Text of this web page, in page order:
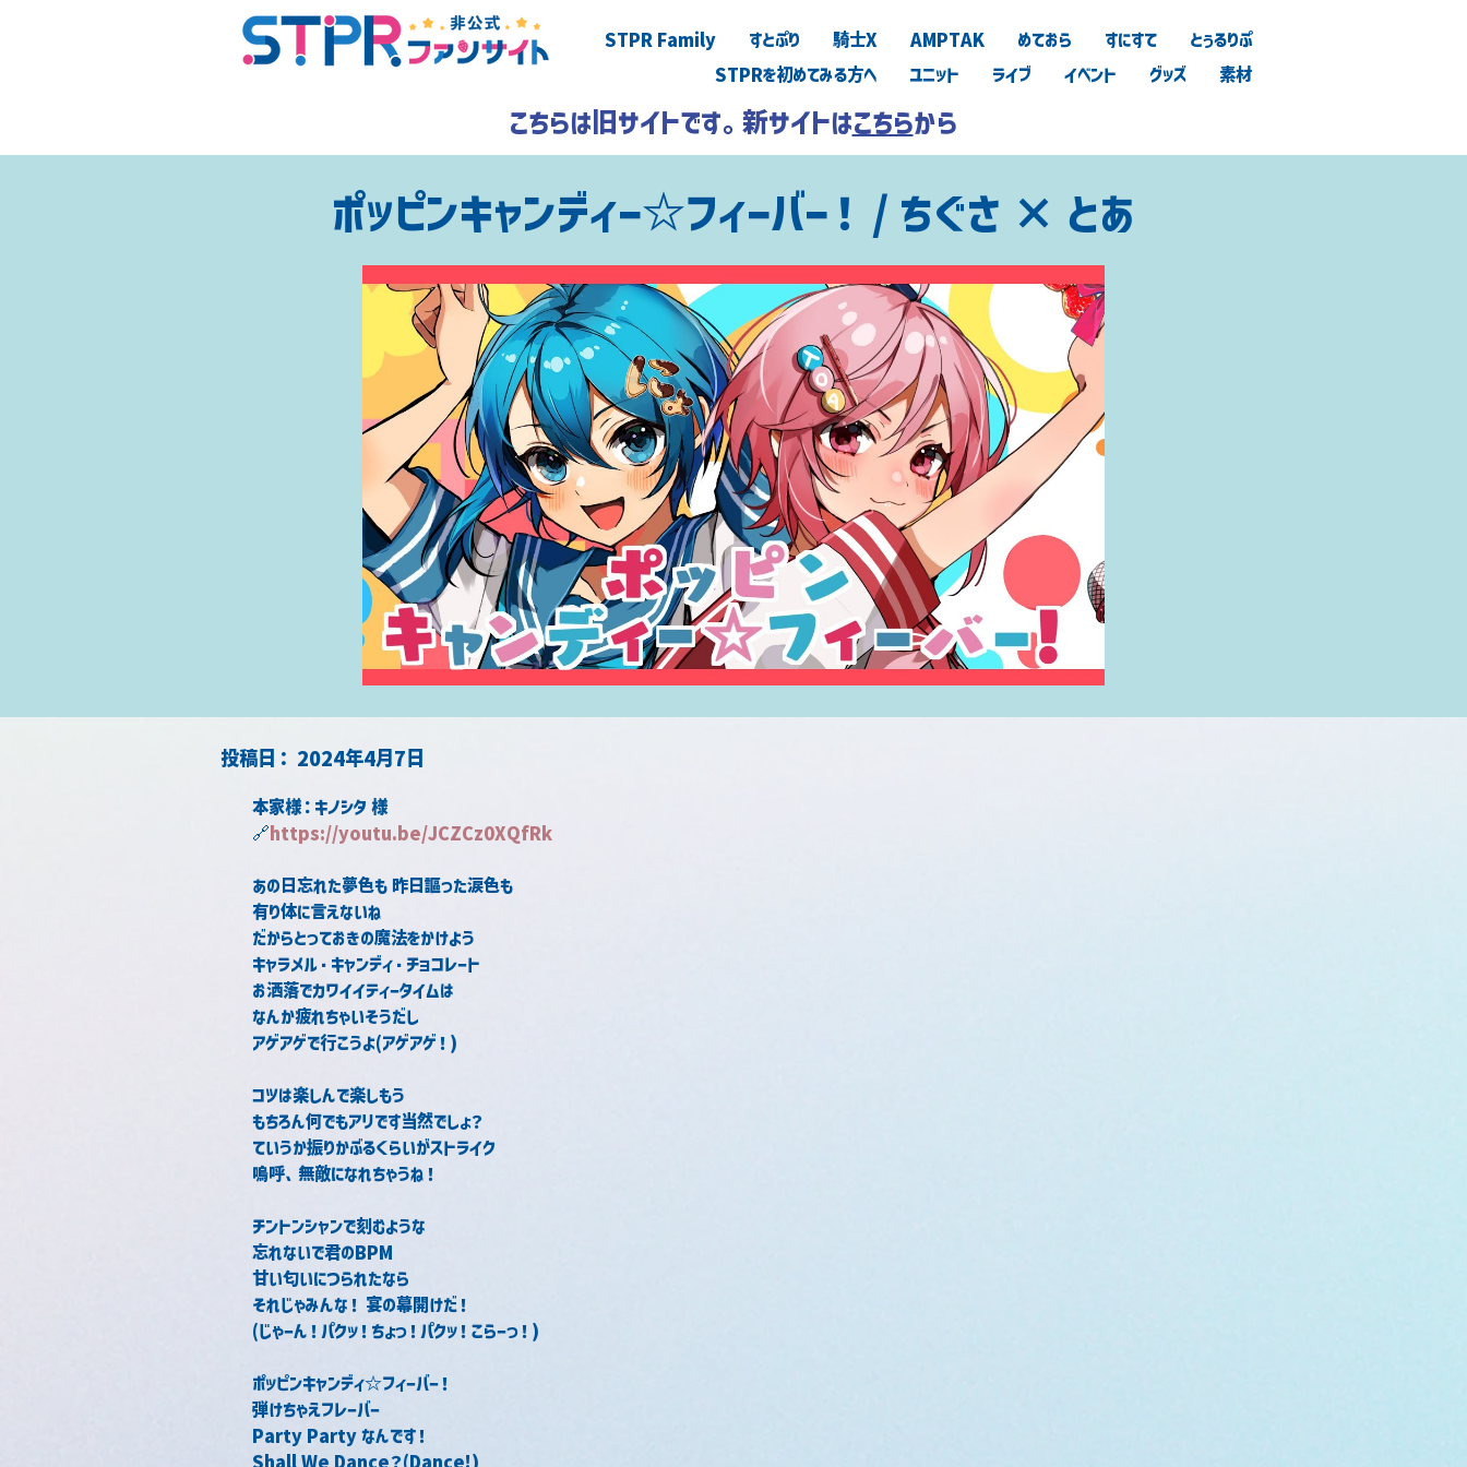
STPR Family すとぷり 騎士X AMPTAK めておら すにすて
とぅるりぷ
STPRを初めてみる方へ
ユニット ライブ イベント グッズ 素材
こちらは旧サイトです。新サイトはこちらから
ポッピンキャンディー☆フィーバー！ / ちぐさ × とあ
2024年4月7日
​投稿日：
本家様：キノシタ 様
🔗https://youtu.be/JCZCz0XQfRk
あの日忘れた夢色も 昨日謳った涙色も
有り体に言えないね
だからとっておきの魔法をかけよう
キャラメル・キャンディ・チョコレート
お洒落でカワイイティータイムは
なんか疲れちゃいそうだし
アゲアゲで行こうよ(アゲアゲ！)
コツは楽しんで楽しもう
もちろん何でもアリです当然でしょ？
ていうか振りかぶるくらいがストライク
嗚呼、無敵になれちゃうね！
チントンシャンで刻むような
忘れないで君のBPM
甘い匂いにつられたなら
それじゃみんな！ 宴の幕開けだ！
(じゃーん！パクッ！ちょっ！パクッ！こらーっ！)
ポッピンキャンディ☆フィーバー！
弾けちゃえフレーバー
Party Party なんです！
Shall We Dance？(Dance!)